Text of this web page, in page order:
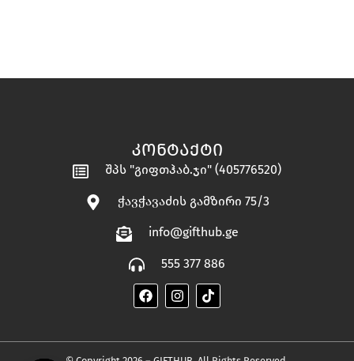
ᲙᲝᲜᲢᲐᲥᲢᲘ
შპს "გიფთჰაბ.ჯი" (405776520)
ჭავჭავაძის გამზირი 75/3
info@gifthub.ge
555 377 886